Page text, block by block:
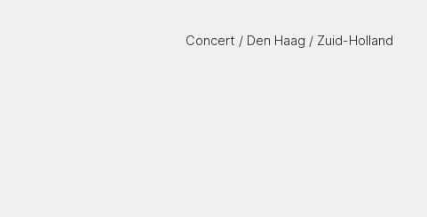
Concert / Den Haag / Zuid-Holland